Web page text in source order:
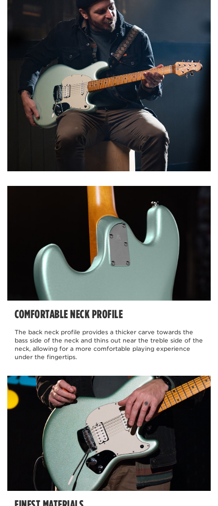
COMFORTABLE NECK PROFILE
The back neck profile provides a thicker carve towards the
bass side of the neck and thins out near the treble side of the
neck, allowing for a more comfortable playing experience
under the fingertips.